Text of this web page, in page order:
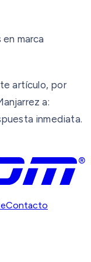
marca
artículo, por
a:
inmediata.
Contacto